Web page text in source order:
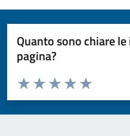
Quanto sono chiare
pagina?
Valuta da 1 a 5 stelle la pagina
Valuta 5
Valuta 4 stelle
Valuta 3 stelle su 5
Valuta 2 stelle su 5
Valuta 1 stelle su 5